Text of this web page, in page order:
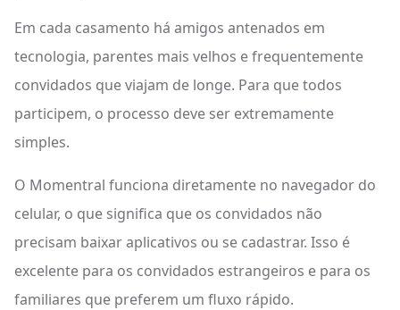
Em cada casamento há amigos antenados em
tecnologia, parentes mais velhos e frequentemente
convidados que viajam de longe. Para que todos
participem, o processo deve ser extremamente
simples.
O Momentral funciona diretamente no navegador do
celular, o que significa que os convidados não
precisam baixar aplicativos ou se cadastrar. Isso é
excelente para os convidados estrangeiros e para os
familiares que preferem um fluxo rápido.